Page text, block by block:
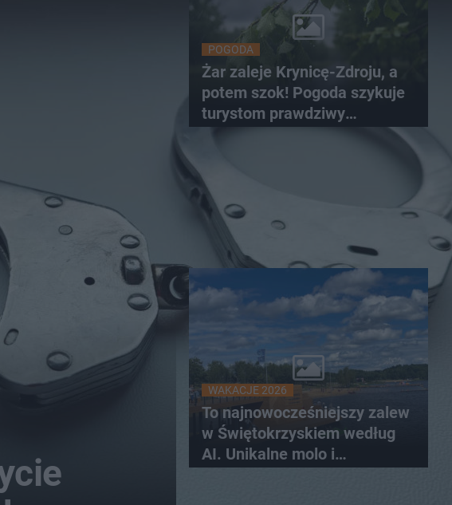
POGODA
Żar zaleje Krynicę-Zdroju, a
potem szok! Pogoda szykuje
turystom prawdziwy
WAKACJE 2026
To najnowocześniejszy zalew
w Świętokrzyskiem według
AI. Unikalne molo i